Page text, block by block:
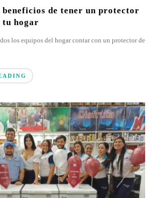
beneficios de tener un protector
tu hogar
los equipos del hogar contar con un protector de